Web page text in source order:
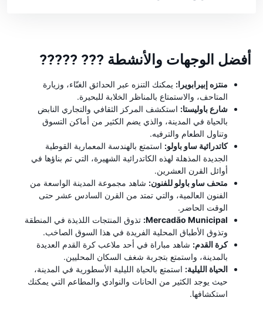
أفضل الوجهات والأنشطة ??? ?????
منتزه إبيرابويرا: يمكنك التنزه عبر الحدائق الغنّاء، وزيارة
المتاحف، والاستمتاع بالمناظر الخلابة للبحيرة.
شارع باوليستا: استكشف المركز الثقافي والتجاري النابض
بالحياة في المدينة، والذي يضم الكثير من أماكن التسوق
وتناول الطعام والترفيه.
كاتدرائية ساو باولو: استمتع بالهندسة المعمارية القوطية
الجديدة المذهلة لهذه الكاتدرائية الشهيرة، التي تم بناؤها في
أوائل القرن العشرين.
متحف ساو باولو للفنون: شاهد مجموعة المدينة الواسعة من
الفنون العالمية، والتي تمتد من القرن السادس عشر حتى
الوقت الحاضر.
Mercadão Municipal: تذوق المنتجات اللذيذة في المنطقة
وتذوق الأطباق المحلية الفريدة في هذا السوق الصاخب.
كرة القدم: شاهد مباراة في أحد ملاعب كرة القدم العديدة
بالمدينة، واستمتع بتجربة شغف السكان المحليين.
الحياة الليلية: استمتع بالحياة الليلية الأسطورية في المدينة،
حيث يوجد الكثير من الحانات والنوادي والمطاعم التي يمكنك
استكشافها.